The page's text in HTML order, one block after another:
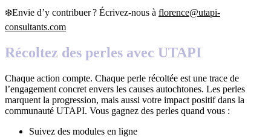
❄️Envie d’y contribuer ? Écrivez-nous à florence@utapi-
consultants.com
Récoltez des perles avec UTAPI
Chaque action compte. Chaque perle récoltée est une trace de
l’engagement concret envers les causes autochtones. Les perles
marquent la progression, mais aussi votre impact positif dans la
communauté UTAPI. Vous gagnez des perles quand vous :
Suivez des modules en ligne